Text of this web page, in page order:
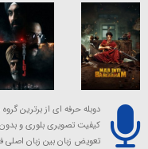
دوبله حرفه ای از برترین
کیفیت تصویری بلوری و
تعویض زبان بین زبان اصلی